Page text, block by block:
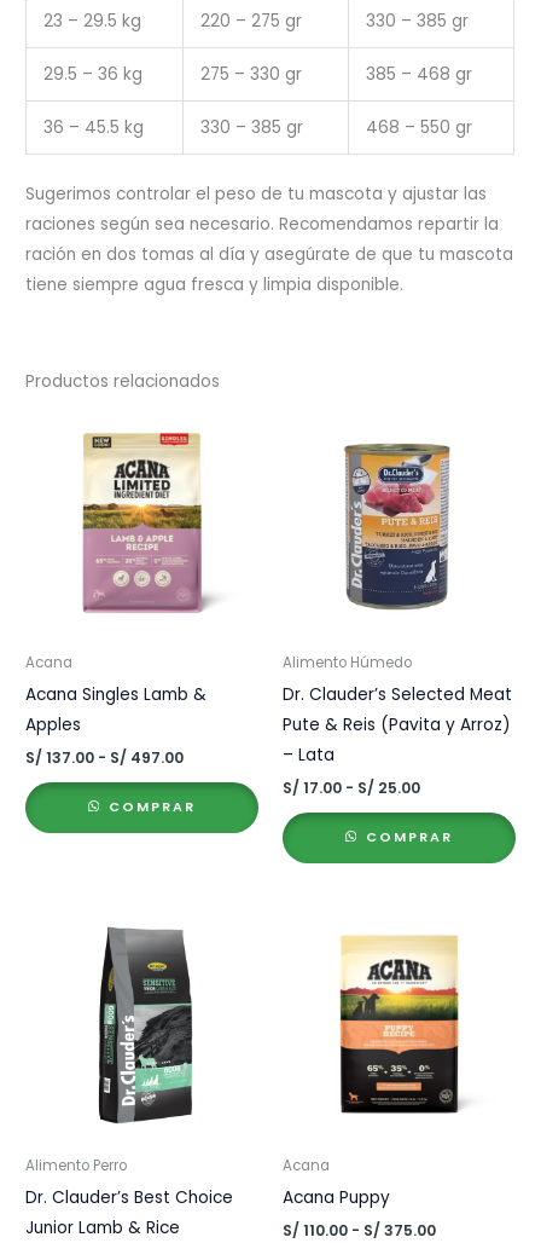
23 – 29.5 kg 220 – 275 gr 330 – 385 gr
29.5 – 36 kg 275 – 330 gr 385 – 468 gr
36 – 45.5 kg 330 – 385 gr 468 – 550 gr
Sugerimos controlar el peso de tu mascota y ajustar las
raciones según sea necesario. Recomendamos repartir la
ración en dos tomas al día y asegúrate de que tu mascota
tiene siempre agua fresca y limpia disponible.
Productos relacionados
Acana
Acana Singles Lamb &
Apples
S/ 137.00 - S/ 497.00Rango
precios:
desde
S/ 137.00
COMPRAR
Alimento Húmedo
Dr. Clauder’s Selected Meat
Pute & Reis (Pavita y Arroz)
– Lata
S/ 17.00 - S/ 25.00Rango
desde
S/ 17.00
COMPRAR
Alimento Perro
Dr. Clauder’s Best Choice
Junior Lamb & Rice
Acana
Acana Puppy
S/ 110.00 - S/ 375.00Rango